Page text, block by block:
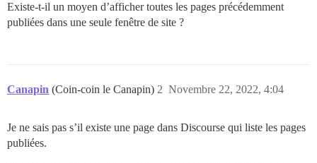
Existe-t-il un moyen d’afficher toutes les pages précédemment
publiées dans une seule fenêtre de site ?
Canapin (Coin-coin le Canapin) Novembre 22, 2022, 4:04
2
Je ne sais pas s’il existe une page dans Discourse qui liste les pages
publiées.